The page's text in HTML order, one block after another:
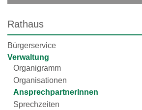
Rathaus
Bürgerservice
Verwaltung
Organigramm
Organisationen
AnsprechpartnerInnen
Sprechzeiten